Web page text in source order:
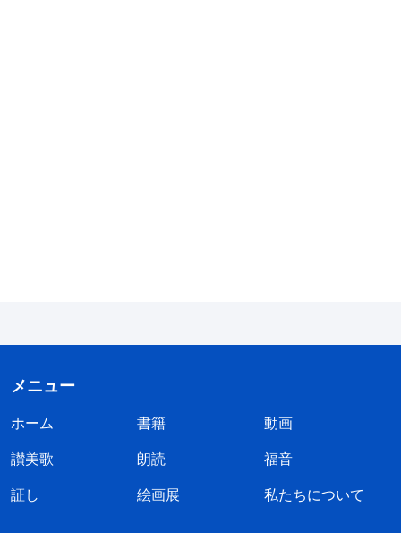
メニュー
ホーム 書籍
動画
讃美歌
朗読
福音
証し
絵画展 私たちについて